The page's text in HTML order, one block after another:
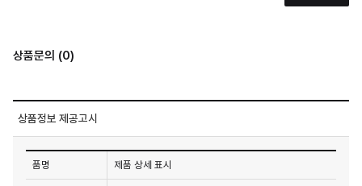
상품문의 (0)
상품정보 제공고시
품명 제품 상세 표시